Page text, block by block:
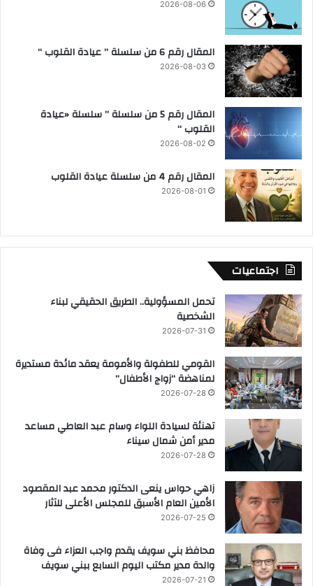
2026-08-06
المقال رقم 6 من سلسلة ” عيادة القلوب “
2026-08-03
المقال رقم 5 من سلسلة ” سلسلة «عيادة
القلوب “
2026-08-02
المقال رقم 4 من سلسلة عيادة القلوب
2026-08-01
اجتماعيات
تحمل المسؤولية.. الطريق الحقيقي لبناء
الشخصية
2026-07-31
القومي للطفولة والأمومة يعقد مائدة مستديرة
لمناهضة “زواج الأطفال”
2026-07-28
تهنئة لسيادة اللواء وسام عبد العاطي مساعد
مدير أمن شمال سيناء
2026-07-28
زاهي حواس ينعى الدكتور محمد عبد المقصود
الأمين العام الأسبق للمجلس الأعلى للآثار
2026-07-25
محافظ بني سويف يقدم واجب العزاء فى وفاة
والدة مدير مكتب اليوم السابع ببني سويف
2026-07-21